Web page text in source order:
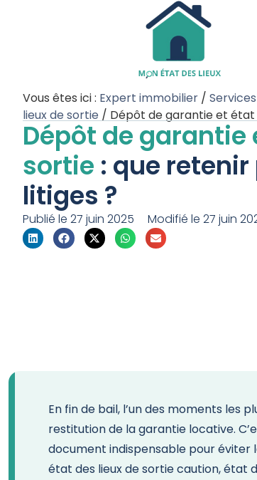
Vous êtes ici : Expert immobilier / Services
lieux de sortie / Dépôt de garantie et état
Dépôt de garantie
sortie : que
litiges ?
Publié le 27 juin 2025 Modifié le 27 juin
En fin de bail, l’un des moments les
restitution de la garantie locative.
document indispensable pour éviter
état des lieux de sortie caution, état